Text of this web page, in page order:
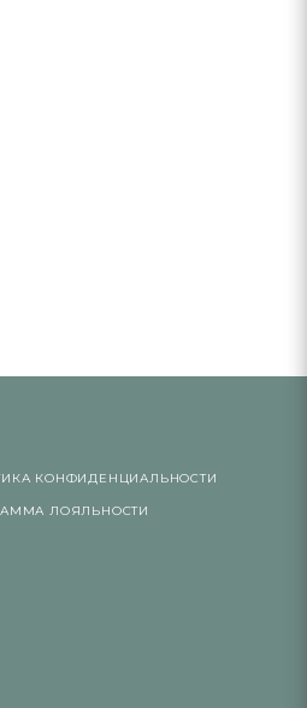
КОНФИДЕНЦИАЛЬНОСТИ
ЛОЯЛЬНОСТИ